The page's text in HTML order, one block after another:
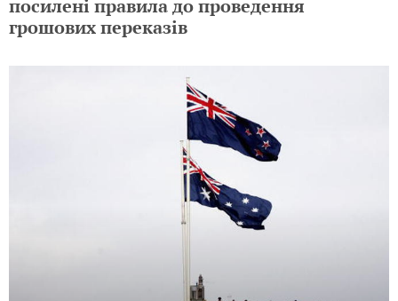
посилені правила до проведення
грошових переказів